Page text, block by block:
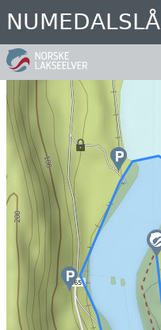
Hopp
til
hovedinnhold